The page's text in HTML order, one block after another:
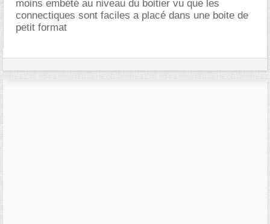
moins embété au niveau du boitier vu que les
connectiques sont faciles a placé dans une boite de
petit format